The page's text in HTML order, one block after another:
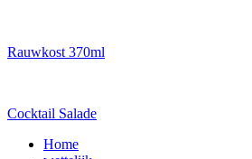
Rauwkost 370ml
Cocktail Salade
Home